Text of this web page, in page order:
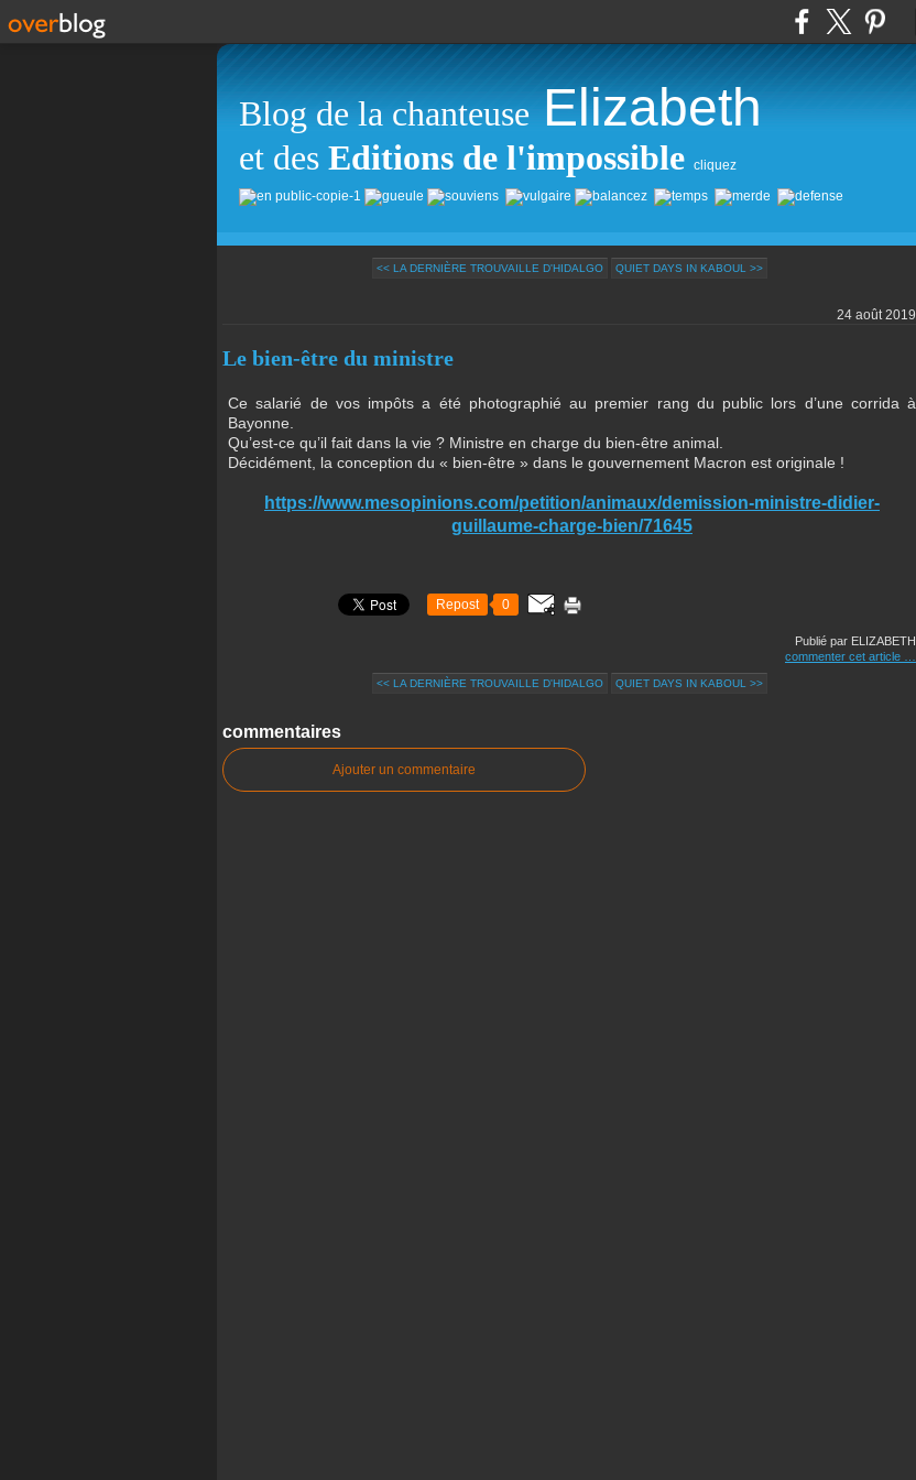
Blog de la chanteuse Elizabeth
et des Editions de l'impossible cliquez
<< LA DERNIÈRE TROUVAILLE D'HIDALGO QUIET DAYS IN KABOUL >>
24 août 2019
Le bien-être du ministre
Ce salarié de vos impôts a été photographié au premier rang du public lors d’une corrida à
Bayonne.
Qu’est-ce qu’il fait dans la vie ? Ministre en charge du bien-être animal.
Décidément, la conception du « bien-être » dans le gouvernement Macron est originale !
https://www.mesopinions.com/petition/animaux/demission-ministre-didier-
guillaume-charge-bien/71645
Repost 0
Publié par ELIZABETH
commenter cet article
<< LA DERNIÈRE TROUVAILLE D'HIDALGO QUIET DAYS IN KABOUL >>
commentaires
Ajouter un commentaire